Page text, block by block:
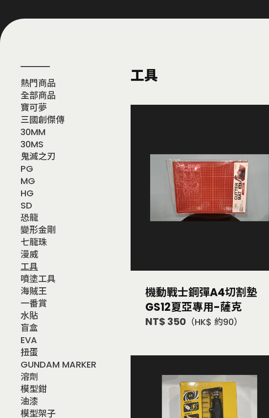
熱門商品
全部商品
寶可夢
三國創傑傳
30MM
30MS
鬼滅之刃
PG
MG
HG
SD
恐龍
變形金剛
七龍珠
漫威
工具
噴塗工具
海賊王
一番賞
水貼
盲盒
EVA
扭蛋
GUNDAM MARKER
溶劑
模型鉗
油漆
模型架子
工具
機動戰士鋼彈A4切割墊
GS12夏亞專用-薩克
NT$ 350 （HK$ 約90）